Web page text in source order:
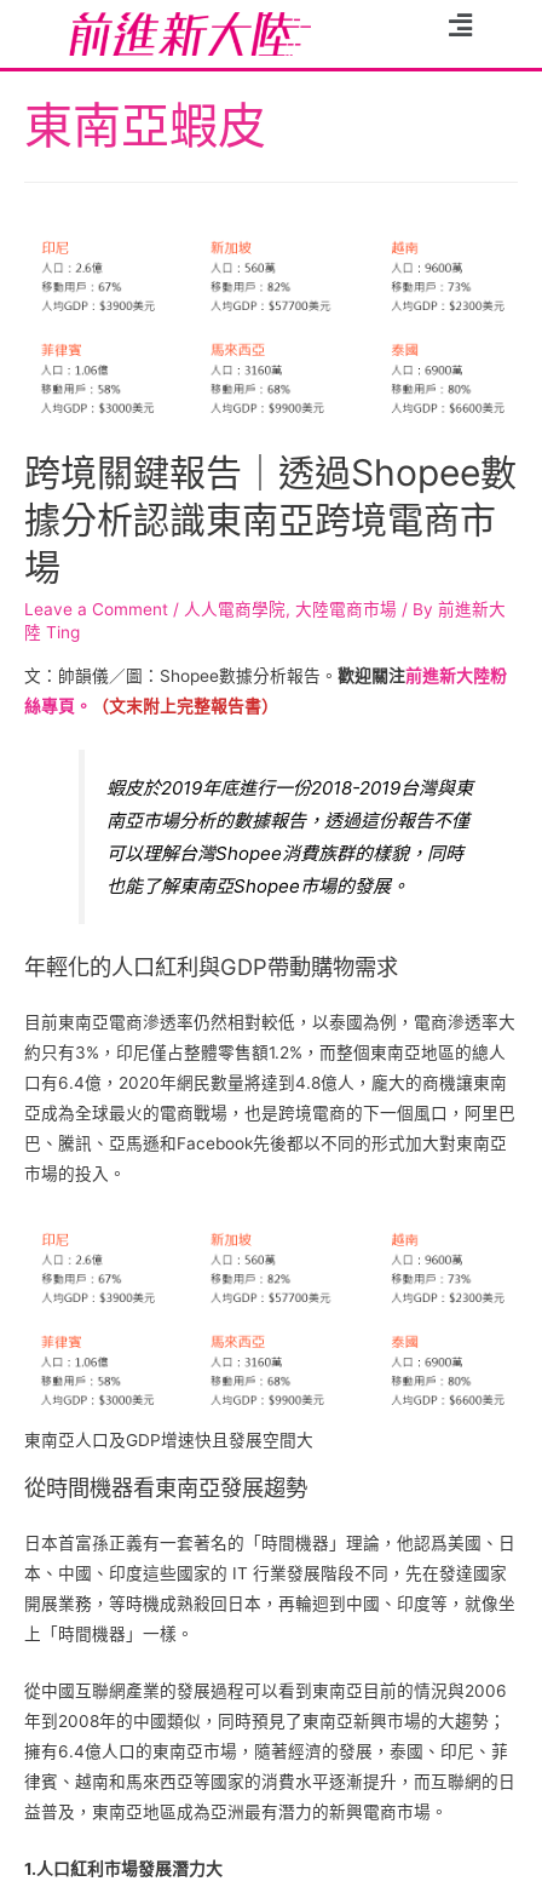
東南亞蝦皮
跨境關鍵報告｜透過Shopee數
據分析認識東南亞跨境電商市
場
Leave a Comment / 人人電商學院, 大陸電商市場 / By 前進新大
陸 Ting
文：帥韻儀／圖：Shopee數據分析報告。 歡迎關注前進新大陸粉
絲專頁。
（文末附上完整報告書）
蝦皮於2019年底進行一份2018-2019台灣與東
南亞市場分析的數據報告，透過這份報告不僅
可以理解台灣Shopee消費族群的樣貌，同時
也能了解東南亞Shopee市場的發展。
年輕化的人口紅利與GDP帶動購物需求
目前東南亞電商滲透率仍然相對較低，以泰國為例，電商滲透率大
約只有3%，印尼僅占整體零售額1.2%，而整個東南亞地區的總人
口有6.4億，2020年網民數量將達到4.8億人，龐大的商機讓東南
亞成為全球最火的電商戰場，也是跨境電商的下一個風口，阿里巴
巴、騰訊、亞馬遜和Facebook先後都以不同的形式加大對東南亞
市場的投入。
東南亞人口及GDP增速快且發展空間大
從時間機器看東南亞發展趨勢
日本首富孫正義有一套著名的「時間機器」理論，他認爲美國、日
本、中國、印度這些國家的 IT 行業發展階段不同，先在發達國家
開展業務，等時機成熟殺回日本，再輪迴到中國、印度等，就像坐
上「時間機器」一樣。
從中國互聯網產業的發展過程可以看到東南亞目前的情況與2006
年到2008年的中國類似，同時預見了東南亞新興市場的大趨勢；
擁有6.4億人口的東南亞市場，隨著經濟的發展，泰國、印尼、菲
律賓、越南和馬來西亞等國家的消費水平逐漸提升，而互聯網的日
益普及，東南亞地區成為亞洲最有潛力的新興電商市場。
1.人口紅利市場發展潛力大